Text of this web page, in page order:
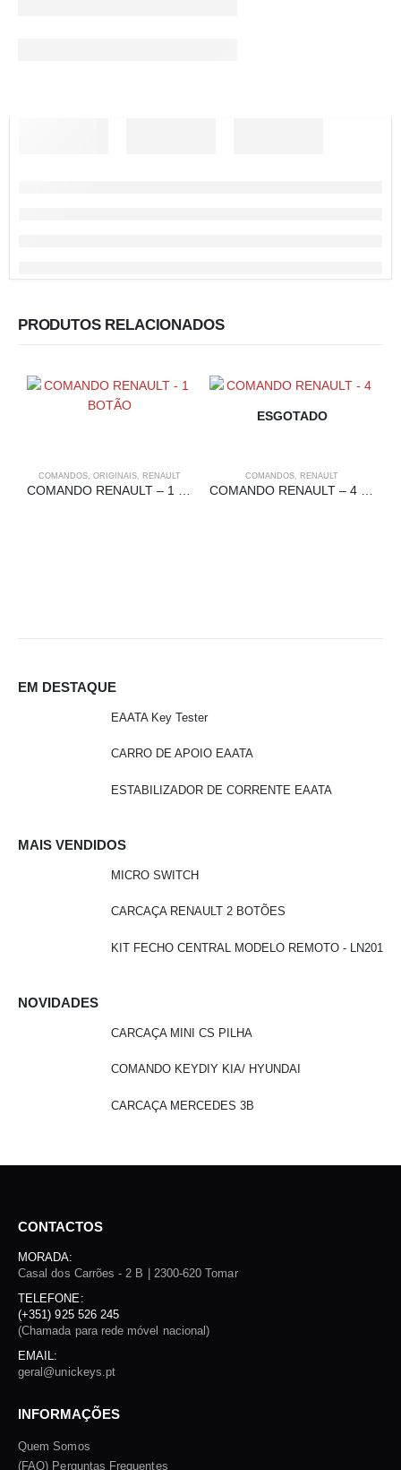
PRODUTOS RELACIONADOS
COMANDOS, ORIGINAIS, RENAULT
COMANDO RENAULT – 1 BOTÃO
ESGOTADO
COMANDOS, RENAULT
COMANDO RENAULT – 4 BOTÕES
EM DESTAQUE
EAATA Key Tester
CARRO DE APOIO EAATA
ESTABILIZADOR DE CORRENTE EAATA
MAIS VENDIDOS
MICRO SWITCH
CARCAÇA RENAULT 2 BOTÕES
KIT FECHO CENTRAL MODELO REMOTO - LN201
NOVIDADES
CARCAÇA MINI CS PILHA
COMANDO KEYDIY KIA/ HYUNDAI
CARCAÇA MERCEDES 3B
CONTACTOS
MORADA:
Casal dos Carrões - 2 B | 2300-620 Tomar
TELEFONE:
(+351) 925 526 245
(Chamada para rede móvel nacional)
EMAIL:
geral@unickeys.pt
INFORMAÇÕES
Quem Somos
(FAQ) Perguntas Frequentes